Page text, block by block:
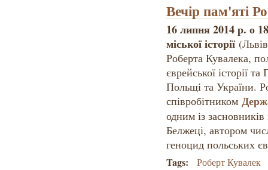
Вечір пам'яті
16 липня 2014 р. о
міської історії
Роберта Кувалека,
єврейської історії
Польщі та України.
співробітником
одним із
Белжеці, автором
геноцид польських
Tags: Роберт Кувалек